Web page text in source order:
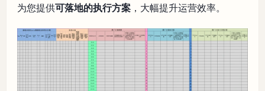
为您提供可落地的执行方案 ，大幅提升运营效率。